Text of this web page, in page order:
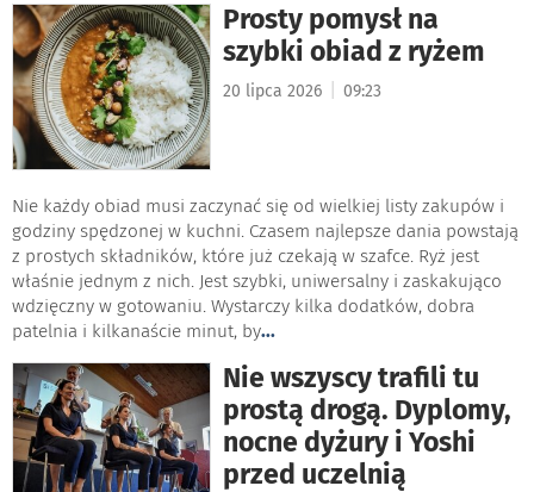
Prosty pomysł na
szybki obiad z ryżem
20 lipca 2026 09:23
Nie każdy obiad musi zaczynać się od wielkiej listy zakupów i
godziny spędzonej w kuchni. Czasem najlepsze dania powstają
z prostych składników, które już czekają w szafce. Ryż jest
właśnie jednym z nich. Jest szybki, uniwersalny i zaskakująco
wdzięczny w gotowaniu. Wystarczy kilka dodatków, dobra
patelnia i kilkanaście minut, by...
Nie wszyscy trafili tu
prostą drogą. Dyplomy,
nocne dyżury i Yoshi
przed uczelnią